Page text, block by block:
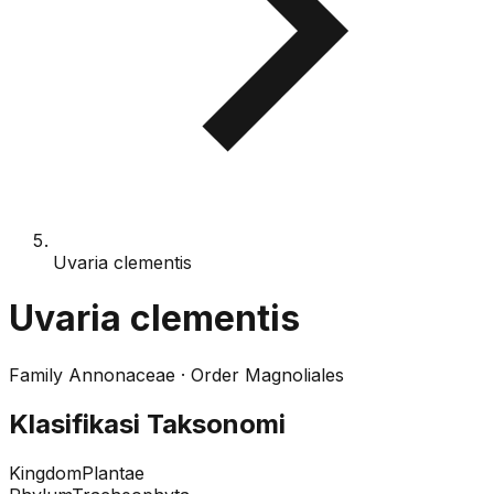
Uvaria clementis
Uvaria clementis
Family Annonaceae · Order Magnoliales
Klasifikasi Taksonomi
KingdomPlantae